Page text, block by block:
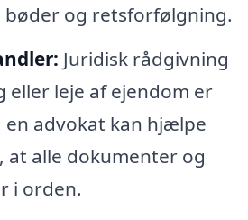
og retsforfølgning.
Juridisk rådgivning
eller leje af ejendom er
en advokat kan hjælpe
at alle dokumenter og
i orden.